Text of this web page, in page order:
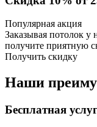
Популярная акция
Заказывая потолок
получите приятную
Получить скидку
Наши
Бесплатная